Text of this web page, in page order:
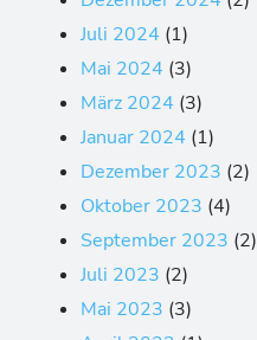
Juli 2024 (1)
Mai 2024 (3)
März 2024 (3)
Januar 2024 (1)
Dezember 2023 (2)
Oktober 2023 (4)
September 2023 (2)
Juli 2023 (2)
Mai 2023 (3)